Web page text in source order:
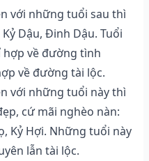
với những tuổi sau thì
Dậu, Đinh Dậu. Tuổi
hợp về đường tình
về đường tài lộc.
với những tuổi này thì
cứ mãi nghèo nàn:
Kỷ Hợi. Những tuổi này
lẫn tài lộc.